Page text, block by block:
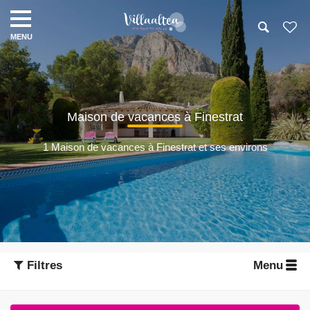
Maison de vacances à Finestrat
1 Maison de vacances à Finestrat et ses environs
Filtres Menu